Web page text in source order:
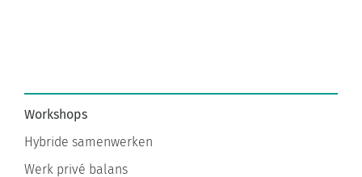
Workshops
Hybride samenwerken
Werk privé balans